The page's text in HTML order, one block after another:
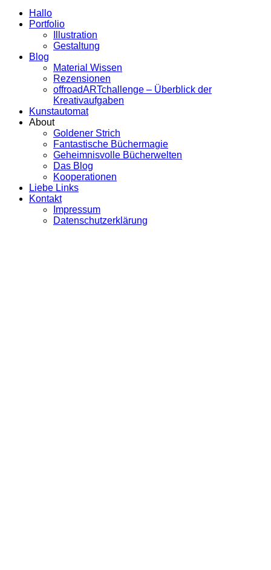
Hallo
Portfolio
Illustration
Gestaltung
Blog
Material Wissen
Rezensionen
offroadARTchallenge – Überblick der
Kreativaufgaben
Kunstautomat
About
Goldener Strich
Fantastische Büchermagie
Geheimnisvolle Bücherwelten
Das Blog
Kooperationen
Liebe Links
Kontakt
Impressum
Datenschutzerklärung